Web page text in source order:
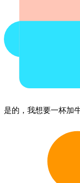
是的，​我​想要​一杯​